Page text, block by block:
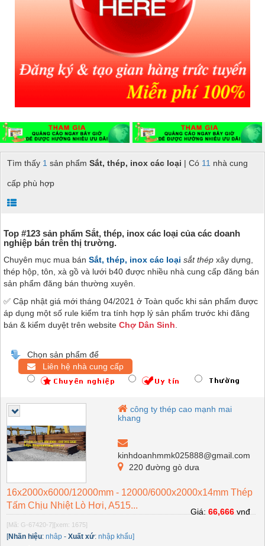
Tìm thấy 1 sản phẩm Sắt, thép, inox các loại | Có 11 nhà cung
cấp phù hợp
Top #123 sản phẩm Sắt, thép, inox các loại của các doanh
nghiệp bán trên thị trường.
Chuyên mục mua bán Sắt, thép, inox các loại sắt thép xây dựng,
thép hộp, tôn, xà gồ và lưới b40 được nhiều nhà cung cấp đăng bán
sản phẩm đăng bán thường xuyên.
✅ Cập nhật giá mới tháng 04/2021 ở Toàn quốc khi sản phẩm được
áp dụng một số rule kiểm tra tính hợp lý sản phẩm trước khi đăng
bán & kiểm duyệt trên website Chợ Dân Sinh.
Chọn sản phẩm để
Liên hệ nhà cung cấp
công ty thép cao mạnh mai
khang
kinhdoanhmmk025888@gmail.com
220 đường gò dưa
16x2000x6000/12000mm - 12000/6000x2000x14mm Thép
Tấm Chịu Nhiệt Lò Hơi, A515...
[Mã: G-67420-7] [xem: 1675]
[Nhãn hiệu: nhâp - Xuất xứ: nhập khẩu]
Giá:66,666vnđ